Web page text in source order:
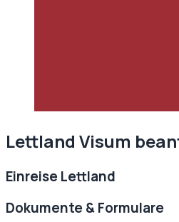
Lettland Visum
Einreise Lettland
Dokumente & Formulare